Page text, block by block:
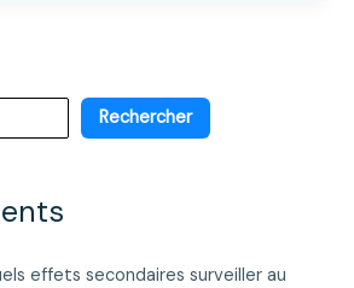
Rechercher
effets secondaires surveiller au